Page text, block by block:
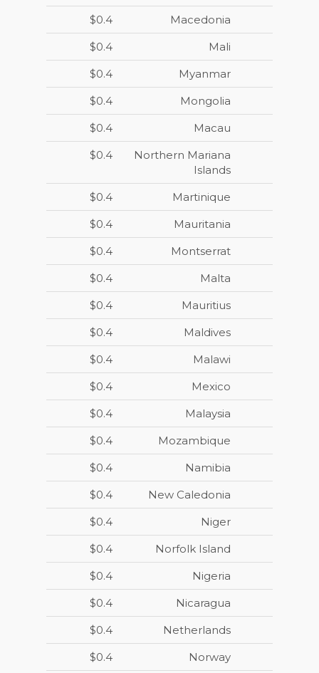
Macedonia
$0.4
Mali
$0.4
Myanmar
$0.4
Mongolia
$0.4
Macau
$0.4
Northern Mariana
Islands
$0.4
Martinique
$0.4
Mauritania
$0.4
Montserrat
$0.4
Malta
$0.4
Mauritius
$0.4
Maldives
$0.4
Malawi
$0.4
Mexico
$0.4
Malaysia
$0.4
Mozambique
$0.4
Namibia
$0.4
New Caledonia
$0.4
Niger
$0.4
Norfolk Island
$0.4
Nigeria
$0.4
Nicaragua
$0.4
Netherlands
$0.4
Norway
$0.4